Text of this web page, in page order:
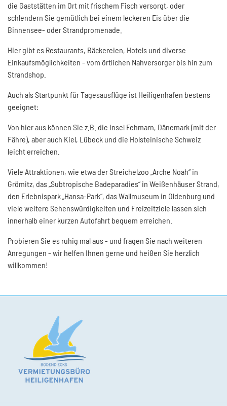
die Gaststätten im Ort mit frischem Fisch versorgt, oder
schlendern Sie gemütlich bei einem leckeren Eis über die
Binnensee- oder Strandpromenade.
Hier gibt es Restaurants, Bäckereien, Hotels und diverse
Einkaufsmöglichkeiten - vom örtlichen Nahversorger bis hin zum
Strandshop.
Auch als Startpunkt für Tagesausflüge ist Heiligenhafen bestens
geeignet:
Von hier aus können Sie z.B. die Insel Fehmarn, Dänemark (mit der
Fähre), aber auch Kiel, Lübeck und die Holsteinische Schweiz
leicht erreichen.
Viele Attraktionen, wie etwa der Streichelzoo „Arche Noah“ in
Grömitz, das „Subtropische Badeparadies“ in Weißenhäuser Strand,
den Erlebnispark „Hansa-Park“, das Wallmuseum in Oldenburg und
viele weitere Sehenswürdigkeiten und Freizeitziele lassen sich
innerhalb einer kurzen Autofahrt bequem erreichen.
Probieren Sie es ruhig mal aus - und fragen Sie nach weiteren
Anregungen - wir helfen Ihnen gerne und heißen Sie herzlich
willkommen!